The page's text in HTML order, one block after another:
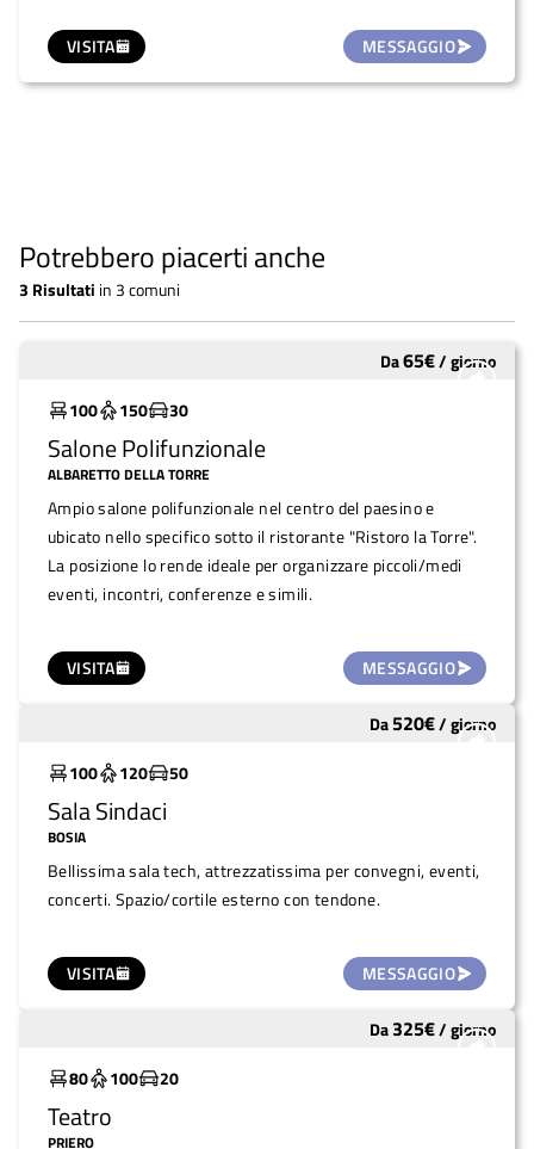
VISITA MESSAGGIO
Potrebbero piacerti anche
3 Risultati in 3 comuni
VISITA MESSAGGIO
Da65€/giorno
100
150 30
Salone Polifunzionale
ALBARETTO DELLA TORRE
Ampio salone polifunzionale nel centro del paesino e
ubicato nello specifico sotto il ristorante "Ristoro la Torre".
La posizione lo rende ideale per organizzare piccoli/medi
eventi, incontri, conferenze e simili.
VISITA MESSAGGIO
Da520€/giorno
100
120 50
Sala Sindaci
BOSIA
Bellissima sala tech, attrezzatissima per convegni, eventi,
concerti. Spazio/cortile esterno con tendone.
Da325€/giorno
80
100 20
Teatro
PRIERO